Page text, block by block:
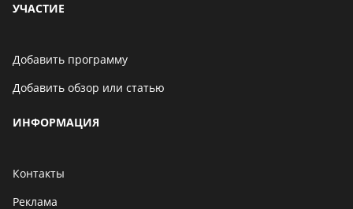
УЧАСТИЕ
Добавить программу
Добавить обзор или статью
ИНФОРМАЦИЯ
Контакты
Реклама